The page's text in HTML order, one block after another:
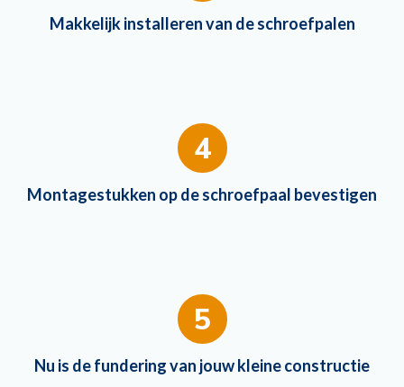
Makkelijk installeren van de schroefpalen
4
Montagestukken op de schroefpaal bevestigen
5
Nu is de fundering van jouw kleine constructie